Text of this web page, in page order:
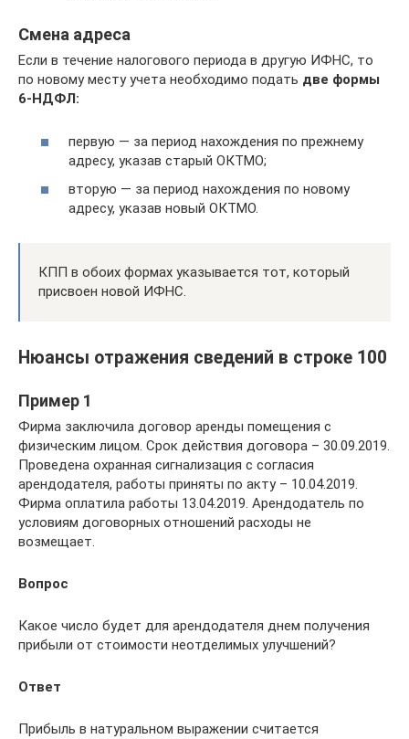
Смена адреса
Если в течение налогового периода в другую ИФНС, то
по новому месту учета необходимо подать две формы
6-НДФЛ:
первую — за период нахождения по прежнему
адресу, указав старый ОКТМО;
вторую — за период нахождения по новому
адресу, указав новый ОКТМО.
КПП в обоих формах указывается тот, который
присвоен новой ИФНС.
Нюансы отражения сведений в строке 100
Пример 1
Фирма заключила договор аренды помещения с
физическим лицом. Срок действия договора – 30.09.2019.
Проведена охранная сигнализация с согласия
арендодателя, работы приняты по акту – 10.04.2019.
Фирма оплатила работы 13.04.2019. Арендодатель по
условиям договорных отношений расходы не
возмещает.
Вопрос
Какое число будет для арендодателя днем получения
прибыли от стоимости неотделимых улучшений?
Ответ
Прибыль в натуральном выражении считается